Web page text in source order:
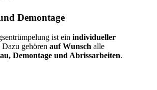
Demontage​
ist ein individueller
gehören auf Wunsch alle
Demontage und Abrissarbeiten.